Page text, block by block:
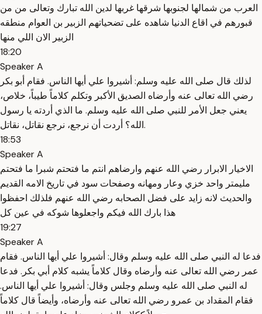
العرب من شمالها لجنوبها شرقها غربها لدين الله تبارك وتعالى من من
قبورهم في اقاع الدنيا شاهده على تضحياتهم الزبير بن العوام منطقه
الزبير الان اللي منها
18:20
Speaker A
لذلك قال صلى الله عليه وسلم: أشيروا علي أيها الناس. فقام أبو بكر
رضي الله تعالى عنه وأرضاه الصديق الأكبر وتكلم كلاماً طيباً، خلاص،
يعني جعل الأمر للنبي صلى الله عليه وسلم. ما الذي أردته يا رسول
الله؟ أردت أن نرجع، نرجع نقاتل، نقاتل.
18:53
Speaker A
الاخيار الابرار رضي الله عنهم وارضاهم انتم ما فتحتم شبرا ما فتحتم
مليمتر واحد خزي وعار ومهانه وصفحات سود في تاريخ الامه القديم
والحديث لانه زايد على فضل الصحابه رضي الله عنهم فلذلك احفظوا
هذا بارك الله فيكم واجعلوها شوكه في عين كل
19:27
Speaker A
فدعا له النبي صلى الله عليه وسلم وقال: أشيروا علي أيها الناس. فقام
عمر رضي الله تعالى عنه وأرضاه وقال كلاماً يشبه كلام أبي بكر. فدعا
له النبي صلى الله عليه وسلم وجلس وقال: أشيروا علي أيها الناس.
فقام المقداد بن عمرو رضي الله تعالى عنه وأرضاه، وأيضاً قال كلاماً